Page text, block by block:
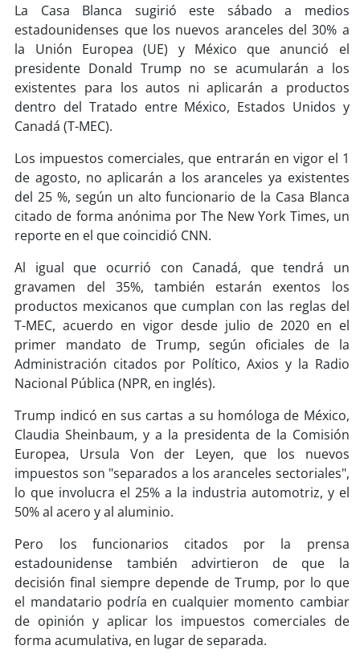
soycalama
soyantofagasta
soycopiapó
soy valparaíso
soyquillota
soy sanantonio
soychillán
soysancarlos
soy talcahuano
soyconcepción
soy arauco
soytemuco
soyvaldivia
soyosorno
soypuertomontt
soychiloé
La Casa Blanca sugirió este sábado a medios
estadounidenses que los nuevos aranceles del 30% a
la Unión Europea (UE) y México que anunció el
presidente Donald Trump no se acumularán a los
existentes para los autos ni aplicarán a productos
dentro del Tratado entre México, Estados Unidos y
Canadá (T-MEC).
Los impuestos comerciales, que entrarán en vigor el 1
de agosto, no aplicarán a los aranceles ya existentes
del 25 %, según un alto funcionario de la Casa Blanca
citado de forma anónima por The New York Times, un
reporte en el que coincidió CNN.
Al igual que ocurrió con Canadá, que tendrá un
gravamen del 35%, también estarán exentos los
productos mexicanos que cumplan con las reglas del
T-MEC, acuerdo en vigor desde julio de 2020 en el
primer mandato de Trump, según oficiales de la
Administración citados por Político, Axios y la Radio
Nacional Pública (NPR, en inglés).
Trump indicó en sus cartas a su homóloga de México,
Claudia Sheinbaum, y a la presidenta de la Comisión
Europea, Ursula Von der Leyen, que los nuevos
impuestos son "separados a los aranceles sectoriales",
lo que involucra el 25% a la industria automotriz, y el
50% al acero y al aluminio.
Pero los funcionarios citados por la prensa
estadounidense también advirtieron de que la
decisión final siempre depende de Trump, por lo que
el mandatario podría en cualquier momento cambiar
de opinión y aplicar los impuestos comerciales de
forma acumulativa, en lugar de separada.